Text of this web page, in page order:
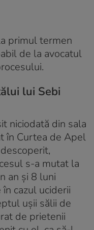
primul termen
de la avocatul
lui Sebi
niciodată din sala
în Curtea de Apel
s-a mutat la
an şi 8 luni
cazul uciderii
uşii sălii de
de prietenii